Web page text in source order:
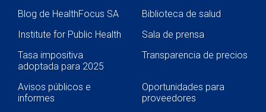
Blog de HealthFocus SA
Biblioteca de salud
Institute for Public Health
Sala de prensa
Tasa impositiva
adoptada para 2025
Transparencia de precios
Avisos públicos e
informes
Oportunidades para
proveedores